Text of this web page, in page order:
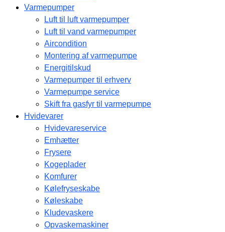
Varmepumper
Luft til luft varmepumper
Luft til vand varmepumper
Aircondition
Montering af varmepumpe
Energitilskud
Varmepumper til erhverv
Varmepumpe service
Skift fra gasfyr til varmepumpe
Hvidevarer
Hvidevareservice
Emhætter
Frysere
Kogeplader
Komfurer
Kølefryseskabe
Køleskabe
Kludevaskere
Opvaskemaskiner